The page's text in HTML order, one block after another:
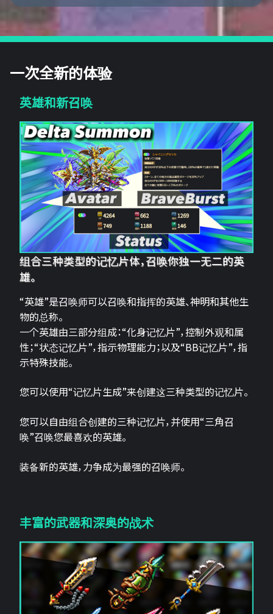
一次全新的体验
英雄和新召唤
组合三种类型的记忆片体，召唤你独一无二的英
雄。
“英雄”是召唤师可以召唤和指挥的英雄、神明和其他生
物的总称。
一个英雄由三部分组成：“化身记忆片”，控制外观和属
性；“状态记忆片”，指示物理能力；以及“BB记忆片”，指
示特殊技能。
您可以使用“记忆片生成”来创建这三种类型的记忆片。
您可以自由组合创建的三种记忆片，并使用“三角召
唤”召唤您最喜欢的英雄。
装备新的英雄，力争成为最强的召唤师。
丰富的武器和深奥的战术